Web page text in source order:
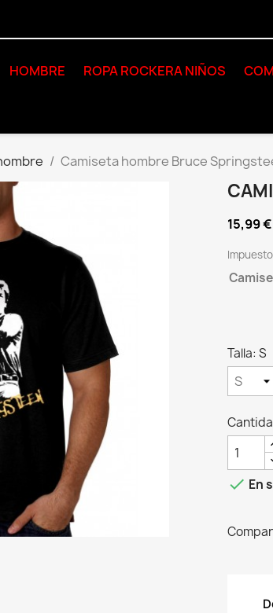
HOMBRE ROPA ROCKERA NIÑOS
Camiseta hombre Bruce
15,99 €
Talla: S
 En